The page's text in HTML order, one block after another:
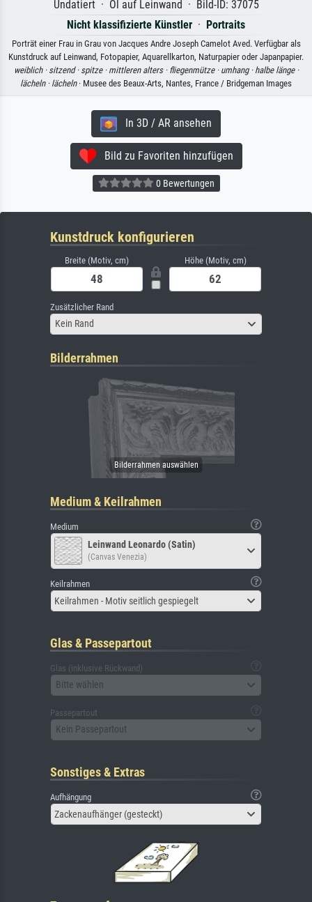
Undatiert · Öl auf Leinwand · Bild-ID: 37075
Nicht klassifizierte Künstler · Portraits
Porträt einer Frau in Grau von Jacques Andre Joseph Camelot Aved. Verfügbar als
Kunstdruck auf Leinwand, Fotopapier, Aquarellkarton, Naturpapier oder Japanpapier.
weiblich · sitzend · spitze · mittleren alters · fliegenmütze · umhang · halbe länge ·
lächeln · lächeln· Musee des Beaux-Arts, Nantes, France / Bridgeman Images
In 3D / AR ansehen
Bild zu Favoriten hinzufügen
0 Bewertungen
Kunstdruck konfigurieren
Breite (Motiv, cm) Höhe (Motiv, cm)
Zusätzlicher Rand
Kein Rand
Bilderrahmen
Medium & Keilrahmen
Medium
Leinwand Leonardo (Satin)
(Canvas Venezia)
Keilrahmen
Keilrahmen - Motiv seitlich gespiegelt
Glas & Passepartout
Glas (inklusive Rückwand)
Bitte wählen
Passepartout
Kein Passepartout
Sonstiges & Extras
Aufhängung
Zackenaufhänger (gesteckt)